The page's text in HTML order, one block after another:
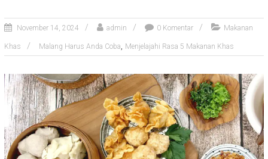
November 14, 2024 admin 0 Komentar Makanan
Khas Malang Harus Anda Coba, Menjelajahi Rasa 5 Makanan Khas